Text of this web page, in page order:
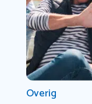
Overig